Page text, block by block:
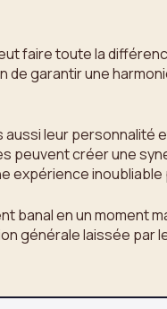
faire toute la
garantir une
leur personnalité
créer une
expérience
banal en un moment
générale laissée par